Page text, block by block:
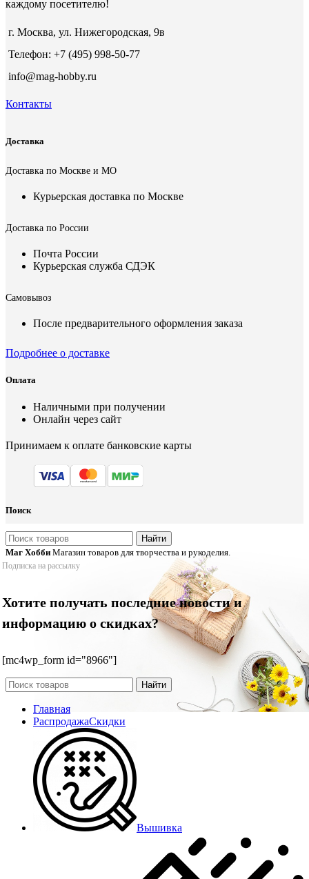
каждому посетителю!
г. Москва, ул. Нижегородская, 9в
Телефон: +7 (495) 998-50-77
info@mag-hobby.ru
Контакты
Доставка
Доставка по Москве и МО
Курьерская доставка по Москве
Доставка по России
Почта России
Курьерская служба СДЭК
Самовывоз
После предварительного оформления заказа
Подробнее о доставке
Оплата
Наличными при получении
Онлайн через сайт
Принимаем к оплате банковские карты
Поиск
Найти
Маг Хобби Магазин товаров для творчества и рукоделия.
Подписка на рассылку
Хотите получать последние новости и
информацию о скидках?
[mc4wp_form id="8966"]
Найти
Главная
РаспродажаСкидки
Вышивка